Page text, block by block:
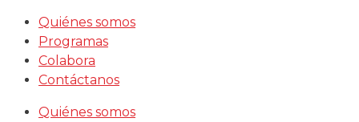
Saltar
contenido
Quiénes somos
Programas
Colabora
Contáctanos
Quiénes somos